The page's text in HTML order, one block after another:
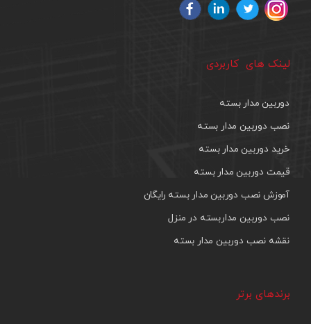
لینک های کاربردی
دوربین مدار بسته
نصب دوربین مدار بسته
خرید دوربین مدار بسته
قیمت دوربین مدار بسته
آموزش نصب دوربین مدار بسته رایگان
نصب دوربین مداربسته در منزل
نقشه نصب دوربین مدار بسته
برندهای برتر